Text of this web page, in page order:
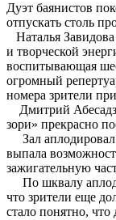
Дуэт баянистов
отпускать столь
Наталья
и творческой
воспитывающая
огромный
номера зрители
Дмитрий
зори» прекрасно
Зал
выпала
зажигательную
По шквалу
что зрители еще
стало понятно,